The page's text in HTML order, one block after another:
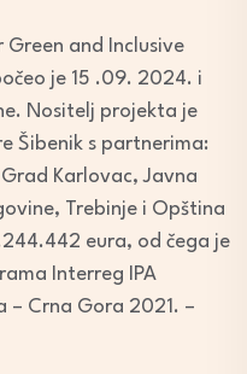
and Inclusive
je 15 .09. 2024. i
Nositelj projekta je
Šibenik s partnerima:
Karlovac, Javna
Trebinje i Opština
eura, od čega je
Interreg IPA
– Crna Gora 2021. –